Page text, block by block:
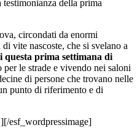
della prima
circondati da enormi
vite nascoste, che si svelano a
questa prima settimana di
per le strade e vivendo nei saloni
di persone che trovano nelle
punto di riferimento e di
esf_wordpressimage]